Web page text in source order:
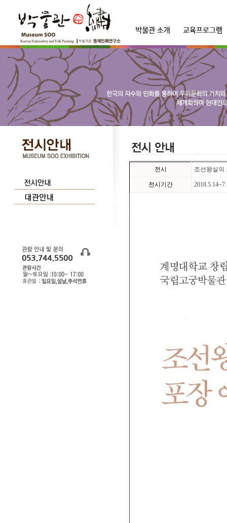
전시 조선왕실의
전시기간